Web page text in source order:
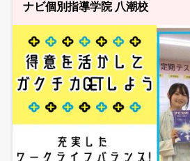
ナビ個別指導学院 八潮校